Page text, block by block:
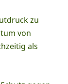
zu
von
als